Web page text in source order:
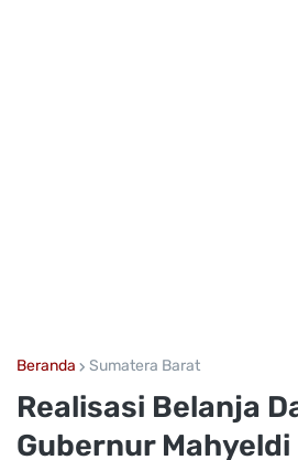
Beranda Sumatera Barat
Realisasi Belanja
Gubernur